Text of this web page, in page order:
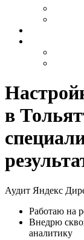
в
Аудит Яндекс
Работаю на
Внедрю
аналитику